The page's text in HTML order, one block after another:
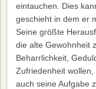
eintauchen. Dies
geschieht in dem er
Seine größte
die alte Gewohnheit
Beharrlichkeit,
Zufriedenheit
auch seine Aufgabe